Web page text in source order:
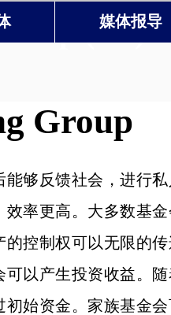
媒体报导
(US)
够反馈社会，进行私
率更高。大多数基金
控制权可以无限的传
以产生投资收益。
始资金。家族基金
Group